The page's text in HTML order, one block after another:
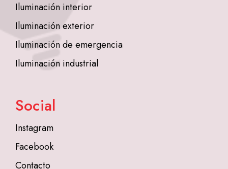
Iluminación interior
Iluminación exterior
Iluminación de emergencia
Iluminación industrial
Social
Instagram
Facebook
Contacto